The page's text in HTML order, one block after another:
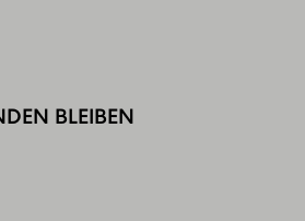
BLEIBEN